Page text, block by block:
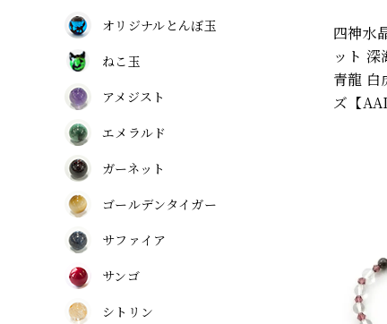
四神水
ット 深
青龍
ズ【
オリジナルとんぼ玉
ねこ玉
アメジスト
エメラルド
ガーネット
ゴールデンタイガー
サファイア
サンゴ
シトリン